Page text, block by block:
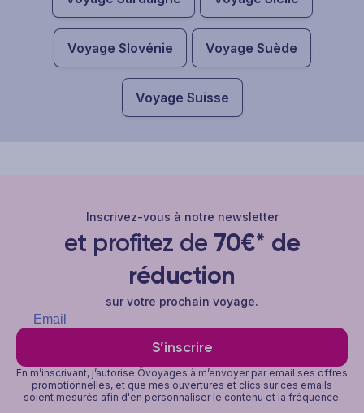
Voyage Slovénie Voyage Suède
Voyage Suisse
Inscrivez-vous à notre newsletter
et profitez de 70€* de
réduction
sur votre prochain voyage.
S’inscrire
En m’inscrivant, j’autorise Ôvoyages à m’envoyer par email ses offres
promotionnelles, et que mes ouvertures et clics sur ces emails
soient mesurés afin d'en personnaliser le contenu et la fréquence.